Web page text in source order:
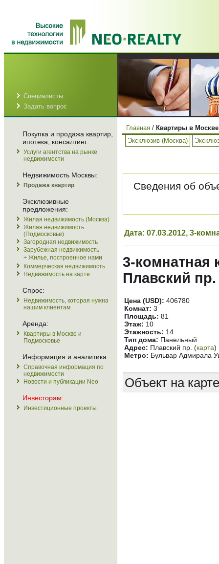
Специалисты
Задать вопрос
Покупка и продажа квартир,
ипотека, консалтинг:
Услуги агентства на рынке
недвижимости
Недвижимость Москвы:
Продажа квартир
Эксклюзивные
предложения:
Жилая недвижимость (Москва)
Жилая недвижимость
(Подмосковье)
Загородная недвижимость
Зарубежная недвижимость
+ Жилье, построенное нами
Коммерческая недвижимость
Недвижимость на карте
Спрос:
Недвижимость, которая нужна
нашим клиентам
Аренда:
Квартиры в Москве и
Подмосковье
Информация и аналитика:
Справочная информация по
недвижимости
Новости и публикации Neo
Инвесторам:
Инвестиционные проекты
Главная / Квартиры в
Эксклюзив (Москва)
Сведения об
Дата: 07.03.2012, 3-
3-комнатная
Плавский пр.
Цена (USD): 406780
Комнат: 3
Площадь: 81
Этаж: 10
Этажность: 14
Тип дома: Панельный
Адрес: Плавский пр. (карта)
Метро: Бульвар Адмирала
Объект на карте